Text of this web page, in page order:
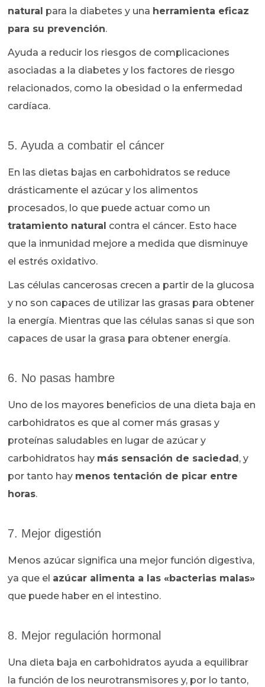
natural para la diabetes y una herramienta eficaz
para su prevención.
Ayuda a reducir los riesgos de complicaciones
asociadas a la diabetes y los factores de riesgo
relacionados, como la obesidad o la enfermedad
cardíaca.
5. Ayuda a combatir el cáncer
En las dietas bajas en carbohidratos se reduce
drásticamente el azúcar y los alimentos
procesados, lo que puede actuar como un
tratamiento natural contra el cáncer. Esto hace
que la inmunidad mejore a medida que disminuye
el estrés oxidativo.
Las células cancerosas crecen a partir de la glucosa
y no son capaces de utilizar las grasas para obtener
la energía. Mientras que las células sanas si que son
capaces de usar la grasa para obtener energía.
6. No pasas hambre
Uno de los mayores beneficios de una dieta baja en
carbohidratos es que al comer más grasas y
proteínas saludables en lugar de azúcar y
carbohidratos hay más sensación de saciedad , y
por tanto hay menos tentación de picar entre
horas.
7. Mejor digestión
Menos azúcar significa una mejor función digestiva,
ya que el azúcar alimenta a las «bacterias malas»
que puede haber en el intestino.
8. Mejor regulación hormonal
Una dieta baja en carbohidratos ayuda a equilibrar
la función de los neurotransmisores y, por lo tanto,